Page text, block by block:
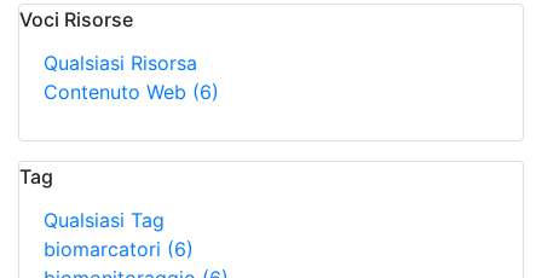
Voci Risorse
Qualsiasi Risorsa
Contenuto Web (6)
Tag
Qualsiasi Tag
biomarcatori (6)